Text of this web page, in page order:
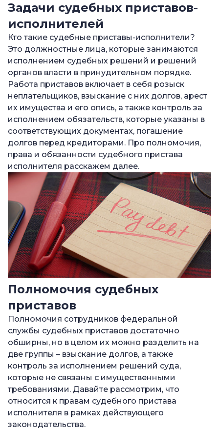
Задачи судебных приставов-
исполнителей
Кто такие судебные приставы-исполнители?
Это должностные лица, которые занимаются
исполнением судебных решений и решений
органов власти в принудительном порядке.
Работа приставов включает в себя розыск
неплательщиков, взыскание с них долгов, арест
их имущества и его опись, а также контроль за
исполнением обязательств, которые указаны в
соответствующих документах, погашение
долгов перед кредиторами. Про полномочия,
права и обязанности судебного пристава
исполнителя расскажем далее.
Полномочия судебных
приставов
Полномочия сотрудников федеральной
службы судебных приставов достаточно
обширны, но в целом их можно разделить на
две группы – взыскание долгов, а также
контроль за исполнением решений суда,
которые не связаны с имущественными
требованиями. Давайте рассмотрим, что
относится к правам судебного пристава
исполнителя в рамках действующего
законодательства.